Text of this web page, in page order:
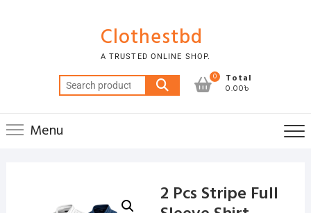
Clothestbd
A TRUSTED ONLINE SHOP.
Search
for:
0 Total
0.00৳
Menu
2 Pcs Stripe Full